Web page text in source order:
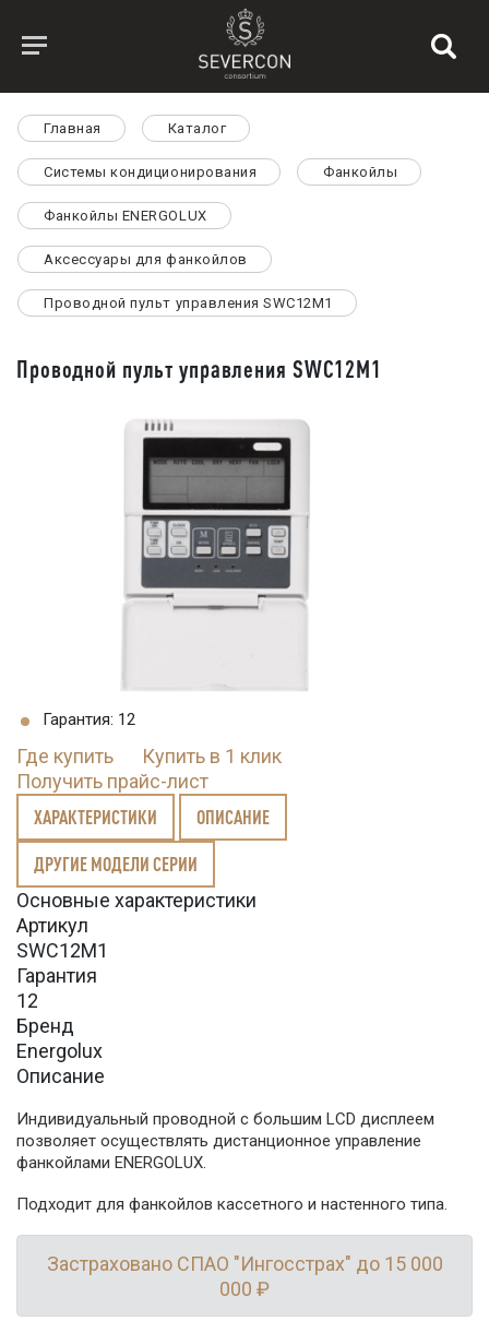
Главная Каталог
Системы кондиционирования Фанкойлы
Фанкойлы ENERGOLUX
Аксессуары для фанкойлов
Проводной пульт управления SWC12M1
Проводной пульт управления SWC12M1
Гарантия: 12
Где купить
Купить в 1 клик
Получить прайс-лист
ХАРАКТЕРИСТИКИ ОПИСАНИЕ
ДРУГИЕ МОДЕЛИ СЕРИИ
Основные характеристики
Артикул
SWC12M1
Гарантия
12
Бренд
Energolux
Описание
Индивидуальный проводной с большим LCD дисплеем
позволяет осуществлять дистанционное управление
фанкойлами ENERGOLUX.
Подходит для фанкойлов кассетного и настенного типа.
Застраховано СПАО "Ингосстрах" до 15 000
000 ₽